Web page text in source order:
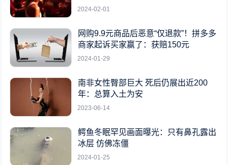
2024-02-01
网购9.9元商品后恶意“仅退款”！拼多多
商家起诉买家赢了：获赔150元
2024-01-29
南非女性臀部巨大 死后仍展出近200
年：总算入土为安
2023-06-14
鳄鱼冬眠罕见画面曝光：只有鼻孔露出
冰层 仿佛冻僵
2024-01-25